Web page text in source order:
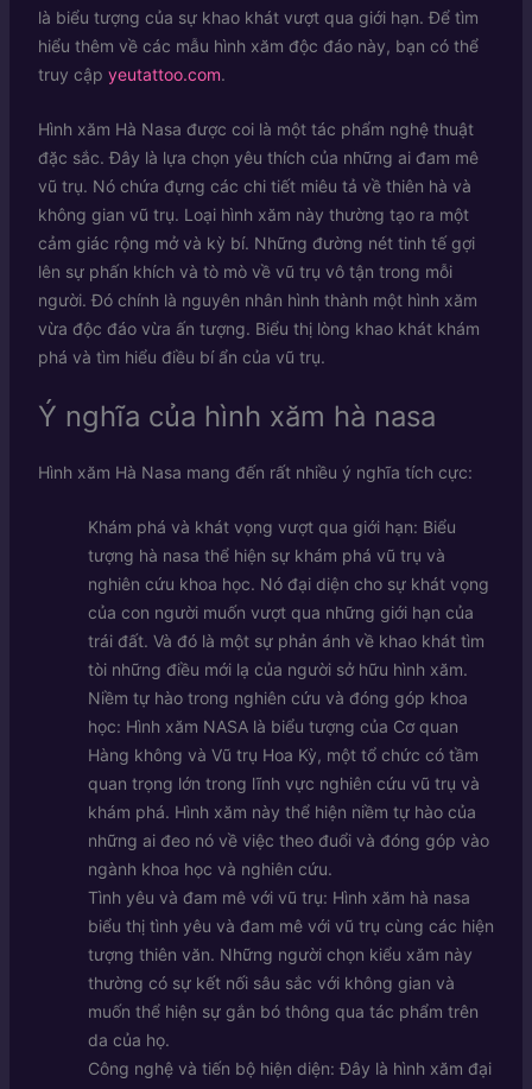
là biểu tượng của sự khao khát vượt qua giới hạn. Để tìm
hiểu thêm về các mẫu hình xăm độc đáo này, bạn có thể
truy cập yeutattoo.com.
Hình xăm Hà Nasa được coi là một tác phẩm nghệ thuật
đặc sắc. Đây là lựa chọn yêu thích của những ai đam mê
vũ trụ. Nó chứa đựng các chi tiết miêu tả về thiên hà và
không gian vũ trụ. Loại hình xăm này thường tạo ra một
cảm giác rộng mở và kỳ bí. Những đường nét tinh tế gợi
lên sự phấn khích và tò mò về vũ trụ vô tận trong mỗi
người. Đó chính là nguyên nhân hình thành một hình xăm
vừa độc đáo vừa ấn tượng. Biểu thị lòng khao khát khám
phá và tìm hiểu điều bí ẩn của vũ trụ.
Ý nghĩa của hình xăm hà nasa
Hình xăm Hà Nasa mang đến rất nhiều ý nghĩa tích cực:
Khám phá và khát vọng vượt qua giới hạn: Biểu
tượng hà nasa thể hiện sự khám phá vũ trụ và
nghiên cứu khoa học. Nó đại diện cho sự khát vọng
của con người muốn vượt qua những giới hạn của
trái đất. Và đó là một sự phản ánh về khao khát tìm
tòi những điều mới lạ của người sở hữu hình xăm.
Niềm tự hào trong nghiên cứu và đóng góp khoa
học: Hình xăm NASA là biểu tượng của Cơ quan
Hàng không và Vũ trụ Hoa Kỳ, một tổ chức có tầm
quan trọng lớn trong lĩnh vực nghiên cứu vũ trụ và
khám phá. Hình xăm này thể hiện niềm tự hào của
những ai đeo nó về việc theo đuổi và đóng góp vào
ngành khoa học và nghiên cứu.
Tình yêu và đam mê với vũ trụ: Hình xăm hà nasa
biểu thị tình yêu và đam mê với vũ trụ cùng các hiện
tượng thiên văn. Những người chọn kiểu xăm này
thường có sự kết nối sâu sắc với không gian và
muốn thể hiện sự gắn bó thông qua tác phẩm trên
da của họ.
Công nghệ và tiến bộ hiện diện: Đây là hình xăm đại